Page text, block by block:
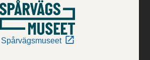
Spårvägsmuseet